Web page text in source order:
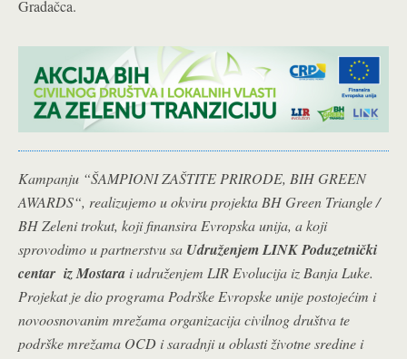
Gradačca.
Kampanju “ŠAMPIONI ZAŠTITE PRIRODE, BIH GREEN
AWARDS“, realizujemo u okviru projekta BH Green Triangle /
BH Zeleni trokut, koji finansira Evropska unija, a koji
sprovodimo u partnerstvusa Udruženjem LINK Poduzetnički
centar iz Mostara i udruženjem LIR Evolucija iz Banja Luke.
Projekat jedio programa Podrške Evropske unije postojećim i
novoosnovanim mrežama organizacija civilnog društva te
podrške mrežama OCD i saradnji u oblasti životne sredine i